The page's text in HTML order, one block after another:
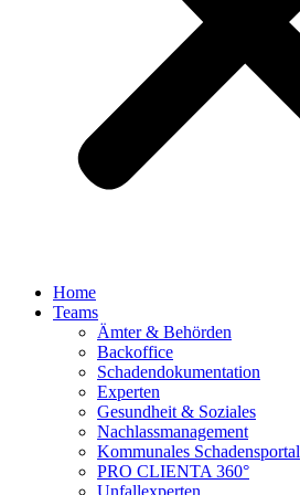
Home
Teams
Ämter & Behörden
Backoffice
Schadendokumentation
Experten
Gesundheit & Soziales
Nachlassmanagement
Kommunales Schadensportal
PRO CLIENTA 360°
Unfallexperten